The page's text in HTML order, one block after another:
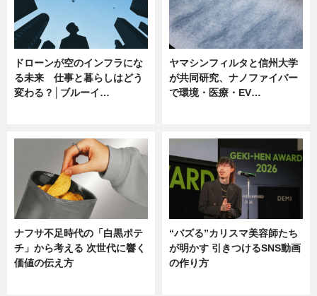
ドローンが空のインフラにな
る未来 仕事と暮らしはどう
変わる？│ブルーイ…
ヤマシンフィルタと信州大学
が共同研究、ナノファイバー
で環境・医療・EV…
ナフサ不足時代の「白黒ポテ
チ」から考える 次世代に響く
価値の伝え方
“バズる”カリスマ美容師たち
が明かす 引きつけるSNS動画
の作り方